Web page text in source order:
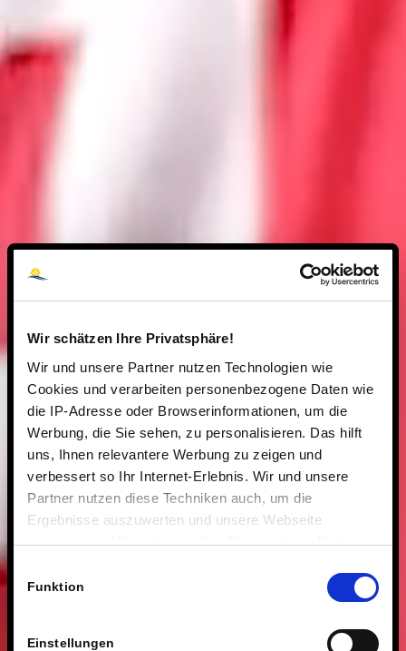
Wir schätzen Ihre Privatsphäre!
Wir und unsere Partner nutzen Technologien wie
Cookies und verarbeiten personenbezogene Daten wie
die IP-Adresse oder Browserinformationen, um die
Werbung, die Sie sehen, zu personalisieren. Das hilft
uns, Ihnen relevantere Werbung zu zeigen und
verbessert so Ihr Internet-Erlebnis. Wir und unsere
Partner nutzen diese Techniken auch, um die
Ergebnisse auszuwerten und unsere Webseite
anzupassen. Wir schätzen Ihre Privatsphäre. Daher
Technologien.
Funktion
Einstellungen